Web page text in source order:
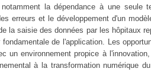
la dépendance à une seule
erreurs et le développement d'un
la saisie des données par les hôpitaux
de l'application. Les
un environnement propice à
à la transformation numérique